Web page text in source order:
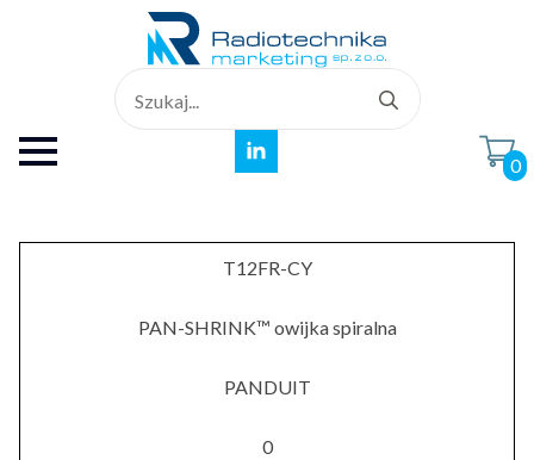
for:
0
T12FR-CY
PAN-SHRINK™ owijka spiralna
PANDUIT
0